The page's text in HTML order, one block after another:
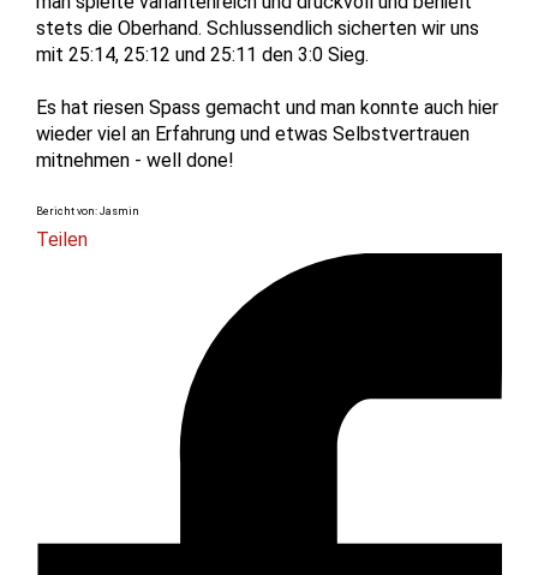
stets die Oberhand. Schlussendlich sicherten wir uns
mit 25:14, 25:12 und 25:11 den 3:0 Sieg.
Es hat riesen Spass gemacht und man konnte auch hier
wieder viel an Erfahrung und etwas Selbstvertrauen
mitnehmen - well done!
Bericht von: Jasmin
Teilen